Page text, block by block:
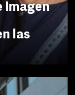
Imagen
las